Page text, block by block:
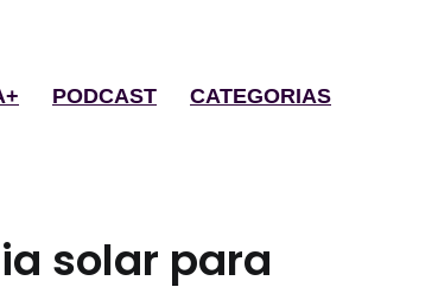
PODCAST CATEGORIAS
solar para